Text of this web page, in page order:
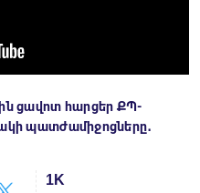
ցավոտ հարցեր ՔՊ-
պատժամիջոցները․
1K